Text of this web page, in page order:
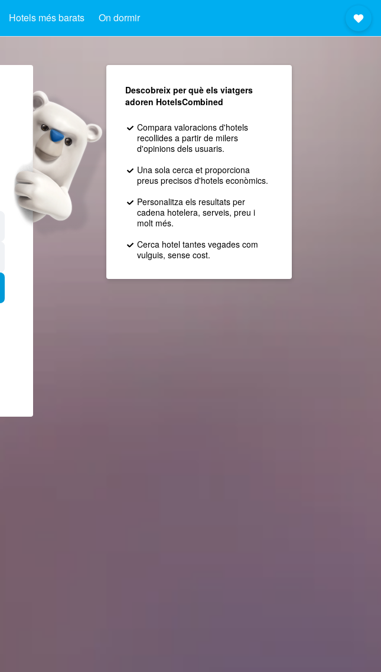
Hotels més barats On dormir
Descobreix per què els viatgers
adoren HotelsCombined
Compara valoracions d'hotels
recollides a partir de milers
d'opinions dels usuaris.
Una sola cerca et proporciona
preus precisos d'hotels econòmics.
Personalitza els resultats per
cadena hotelera, serveis, preu i
molt més.
Cerca hotel tantes vegades com
vulguis, sense cost.